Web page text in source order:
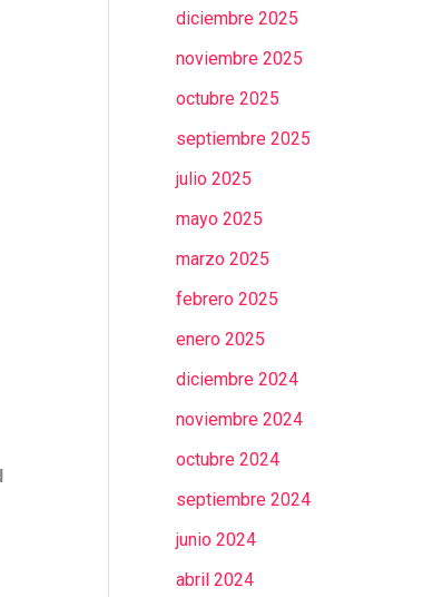
diciembre 2025
noviembre 2025
octubre 2025
septiembre 2025
julio 2025
mayo 2025
marzo 2025
febrero 2025
enero 2025
diciembre 2024
noviembre 2024
octubre 2024
septiembre 2024
junio 2024
abril 2024